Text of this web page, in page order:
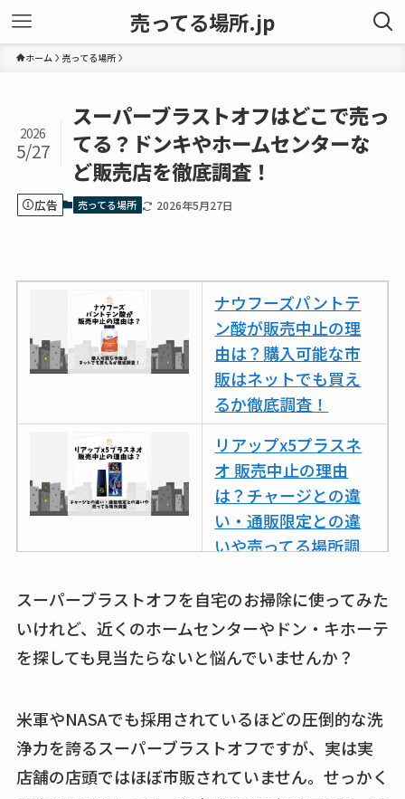
売ってる場所.jp
ホーム 売ってる場所
スーパーブラストオフはどこで売っ
てる？ドンキやホームセンターな
ど販売店を徹底調査！
2026
5/27
広告 売ってる場所 2026年5月27日
ナウフーズパントテ
ン酸が販売中止の理
由は？購入可能な市
販はネットでも買え
るか徹底調査！
リアップx5プラスネ
オ 販売中止の理由
は？チャージとの違
い・通販限定との違
いや売ってる場所調
ココネシャンプー詰
め替えはどこで売っ
てる？ドンキ・ロフ
通販調査
アクアテクトゲルが
売ってる場所はど
スーパーブラストオフを自宅のお掃除に使ってみた
いけれど、近くのホームセンターやドン・キホーテ
を探しても見当たらないと悩んでいませんか？
米軍やNASAでも採用されているほどの圧倒的な洗
浄力を誇るスーパーブラストオフですが、実は実
店舗の店頭ではほぼ市販されていません。せっかく